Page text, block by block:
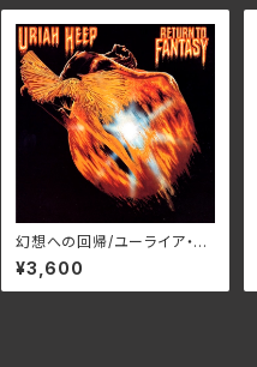
幻想への回帰/ユーライア・ヒ
ープ BELLE-264386(仕様:
SHM-CD)
¥3,600